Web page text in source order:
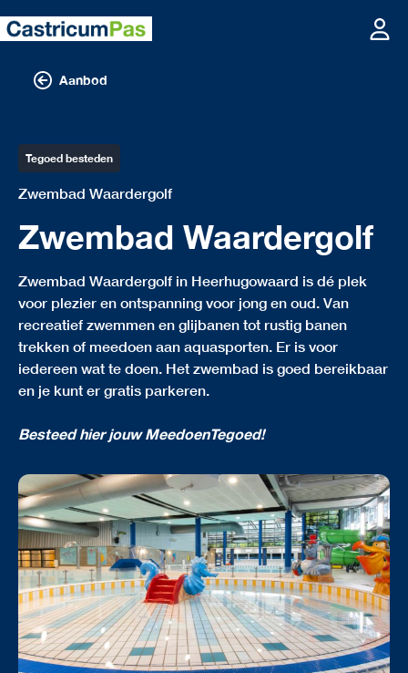
Aanbod
Tegoed besteden
Zwembad Waardergolf
Zwembad Waardergolf
Zwembad Waardergolf in Heerhugowaard is dé plek
voor plezier en ontspanning voor jong en oud. Van
recreatief zwemmen en glijbanen tot rustig banen
trekken of meedoen aan aquasporten. Er is voor
iedereen wat te doen. Het zwembad is goed bereikbaar
en je kunt er gratis parkeren.
Besteed hier jouw MeedoenTegoed!